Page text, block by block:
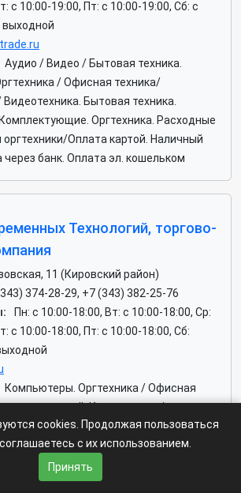
c 10:00-19:00, Пт: c 10:00-19:00, Сб: c
выходной
Аудио / Видео / Бытовая техника.
/ Офисная техника/
Бытовая техника.
Оргтехника. Расходные
Оплата картой. Наличный
через банк. Оплата эл. кошельком
Технологий, торгово-
11 (Кировский район)
374-28-29, +7 (343) 382-25-76
Пн: c 10:00-18:00, Вт: c 10:00-18:00, Ср:
c 10:00-18:00, Пт: c 10:00-18:00, Сб:
Компьютеры. Оргтехника / Офисная
картриджей. Компьютеры /
Оргтехника. Расходные материалы
Ремонт оргтехники/Оплата через банк
cookies. Продолжая пользоваться
с их использованием.
Принять